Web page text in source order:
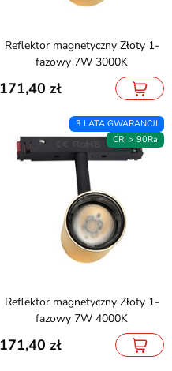
Reflektor magnetyczny Złoty 1-
fazowy 7W 3000K
171,40
3 LATA GWARANCJI
CRI > 90Ra
Reflektor magnetyczny Złoty 1-
fazowy 7W 4000K
171,40